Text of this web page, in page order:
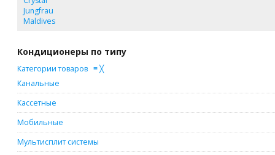
Jungfrau
Maldives
Кондиционеры по типу
Категории товаров ≡╳
Канальные
Кассетные
Мобильные
Мультисплит системы